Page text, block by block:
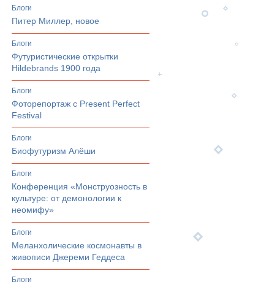
Блоги
Питер Миллер, новое
Блоги
Футуристические открытки
Hildebrands 1900 года
Блоги
Фоторепортаж с Present Perfect
Festival
Блоги
Биофутуризм Алёши
Блоги
Конференция «Монструозность в
культуре: от демонологии к
неомифу»
Блоги
Меланхолические космонавты в
живописи Джереми Геддеса
Блоги